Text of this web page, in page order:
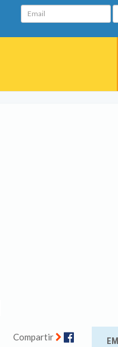
Email
Compartir Facebook